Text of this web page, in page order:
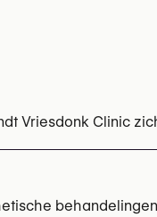
Vriesdonk Clinic